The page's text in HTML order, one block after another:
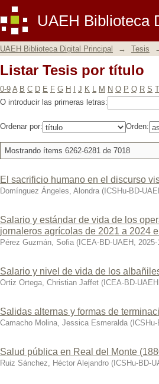
UAEH Biblioteca
Listar Tesis por título
UAEH Biblioteca Digital Principal → Tesis
Listar Tesis por título
0-9 A B C D E F G H J K L M N O P Q R S T
O introducir las primeras letras:
Ordenar por: Orden:
Mostrando ítems 6262-6281 de 7018
El sacrificio humano en el discurso
Domínguez Ángeles, Alondra ( ICSHu-BD-
Salario y estándar de vida de los
jornaleros agrícolas de 2021 a 2024
Pérez Guzmán, Sofia ( ICEA-BD-UAEH , 2025-
Salario y nivel de vida de los
Ortiz Ortega, Christian Jaffet ( ICEA-BD-UAEH
Salidas alternas y formas de
Camacho Molina, Jessica Esmeralda (
Salud pública en Real del Monte
Ruiz Sánchez, Héctor Alejandro ( ICSHu-BD-